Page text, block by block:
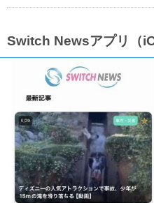
Switch Newsアプリ（